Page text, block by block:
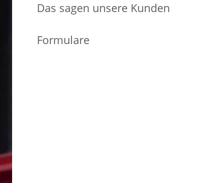
Das sagen unsere Kunden
Formulare